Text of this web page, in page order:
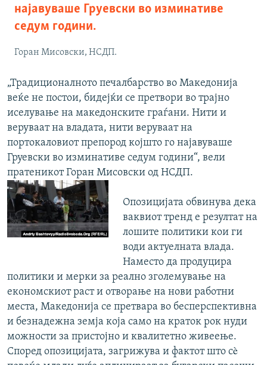
најавуваше Груевски во изминативе
седум години.
Горан Мисовски, НСДП.
„Традиционалното печалбарство во Македонија
веќе не постои, бидејќи се претвори во трајно
иселување на македонските граѓани. Нити и
веруваат на владата, нити веруваат на
портокаловиот препород којшто го најавуваше
Груевски во изминативе седум години“, вели
пратеникот Горан Мисовски од НСДП.
Опозицијата обвинува дека
ваквиот тренд е резултат на
лошите политики кои ги
води актуелната влада.
Наместо да продуцира
политики и мерки за реално зголемување на
економскиот раст и отворање на нови работни
места, Македонија се претвара во бесперспективна
и безнадежна земја која само на краток рок нуди
можности за пристојно и квалитетно живеење.
Според опозицијата, загрижува и фактот што сè